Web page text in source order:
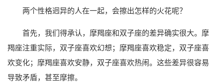
两个性格迥异的人在一起，会擦出怎样的火花呢？
首先，我们得承认，摩羯座和双子座的差异确实很大。摩
羯座注重实际，双子座喜欢幻想；摩羯座喜欢稳定，双子座喜
欢变化；摩羯座喜欢安静，双子座喜欢热闹。这些差异很容易
导致矛盾，甚至摩擦。